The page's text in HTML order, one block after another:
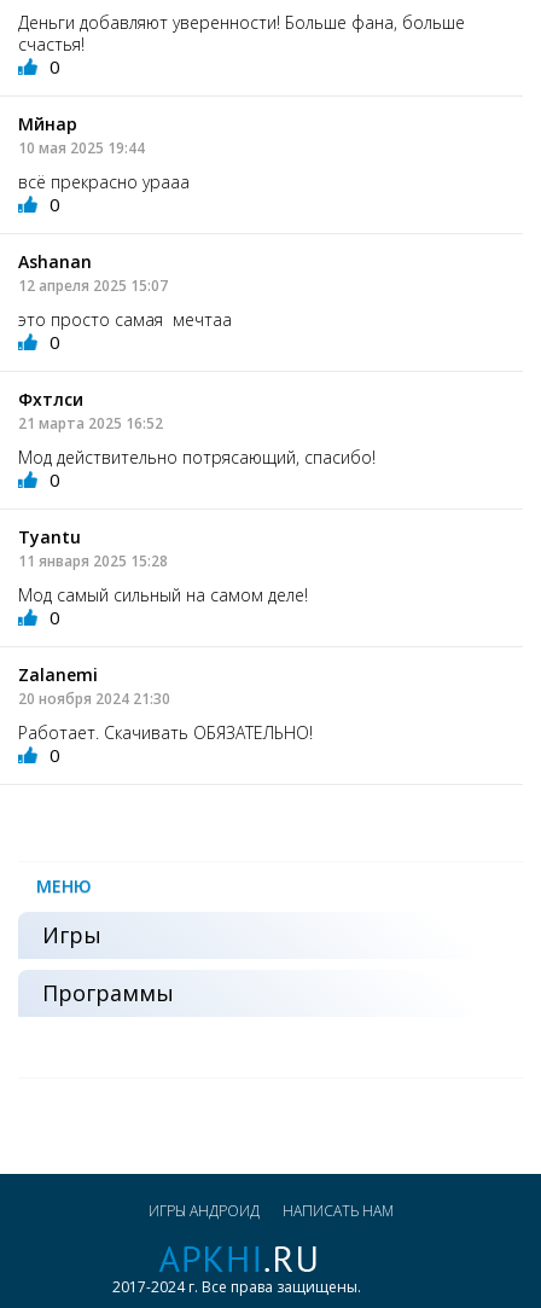
Деньги добавляют уверенности! Больше фана, больше
счастья!
0
Мйнар
10 мая 2025 19:44
всё прекрасно урааа
0
Ashanan
12 апреля 2025 15:07
это просто самая мечтаа
0
Фхтлси
21 марта 2025 16:52
Мод действительно потрясающий, спасибо!
0
Tyantu
11 января 2025 15:28
Мод самый сильный на самом деле!
0
Zalanemi
20 ноября 2024 21:30
Работает. Скачивать ОБЯЗАТЕЛЬНО!
0
МЕНЮ
Игры
Программы
ИГРЫ АНДРОИД НАПИСАТЬ НАМ
2017-2024 г. Все права защищены.